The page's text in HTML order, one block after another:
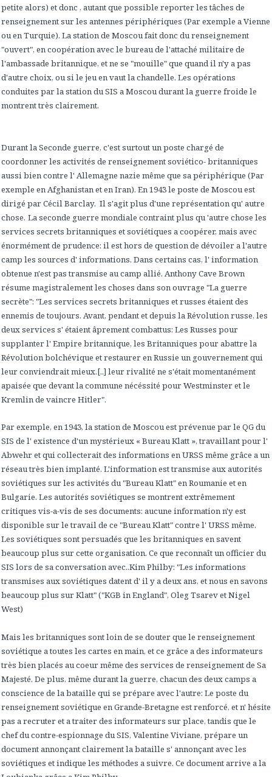
petite alors) et donc , autant que possible reporter les tâches de
renseignement sur les antennes périphériques (Par exemple a Vienne
ou en Turquie). La station de Moscou fait donc du renseignement
"ouvert", en coopération avec le bureau de l'attaché militaire de
l'ambassade britannique, et ne se "mouille" que quand il n'y a pas
d'autre choix, ou si le jeu en vaut la chandelle. Les opérations
conduites par la station du SIS a Moscou durant la guerre froide le
montrent très clairement.
Durant la Seconde guerre, c'est surtout un poste chargé de
coordonner les activités de renseignement soviético- britanniques
aussi bien contre l' Allemagne nazie même que sa périphérique (Par
exemple en Afghanistan et en Iran). En 1943 le poste de Moscou est
dirigé par Cécil Barclay. Il s'agit plus d'une représentation qu' autre
chose. La seconde guerre mondiale contraint plus qu 'autre chose les
services secrets britanniques et soviétiques a coopérer, mais avec
énormément de prudence: il est hors de question de dévoiler a l'autre
camp les sources d' informations. Dans certains cas, l' information
obtenue n'est pas transmise au camp allié. Anthony Cave Brown
résume magistralement les choses dans son ouvrage "La guerre
secrète": "Les services secrets britanniques et russes étaient des
ennemis de toujours. Avant, pendant et depuis la Révolution russe, les
deux services s' étaient âprement combattus: Les Russes pour
supplanter l' Empire britannique, les Britanniques pour abattre la
Révolution bolchévique et restaurer en Russie un gouvernement qui
leur conviendrait mieux.[..] leur rivalité ne s'était momentanément
apaisée que devant la commune nécéssité pour Westminster et le
Kremlin de vaincre Hitler".
Par exemple, en 1943, la station de Moscou est prévenue par le QG du
SIS de l' existence d'un mystérieux « Bureau Klatt », travaillant pour l'
Abwehr et qui collecterait des informations en URSS même grâce a un
réseau très bien implanté. L'information est transmise aux autorités
soviétiques sur les activités du "Bureau Klatt" en Roumanie et en
Bulgarie. Les autorités soviétiques se montrent extrêmement
critiques vis-a-vis de ses documents: aucune information n'y est
disponible sur le travail de ce "Bureau Klatt" contre l' URSS même.
Les soviétiques sont persuadés que les britanniques en savent
beaucoup plus sur cette organisation. Ce que reconnaît un officier du
SIS lors de sa conversation avec..Kim Philby: "Les informations
transmises aux soviétiques datent d' il y a deux ans, et nous en savons
beaucoup plus sur Klatt" ("KGB in England", Oleg Tsarev et Nigel
West)
Mais les britanniques sont loin de se douter que le renseignement
soviétique a toutes les cartes en main, et ce grâce a des informateurs
très bien placés au coeur même des services de renseignement de Sa
Majesté. De plus, même durant la guerre, chacun des deux camps a
conscience de la bataille qui se prépare avec l'autre: Le poste du
renseignement soviétique en Grande-Bretagne est renforcé, et n' hésite
pas a recruter et a traiter des informateurs sur place, tandis que le
chef du contre-espionnage du SIS, Valentine Viviane, prépare un
document annonçant clairement la bataille s' annonçant avec les
soviétiques et indique les méthodes a suivre. Ce document arrive a la